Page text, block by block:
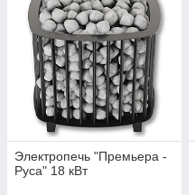
Электропечь "Премьера -
Руса" 18 кВт